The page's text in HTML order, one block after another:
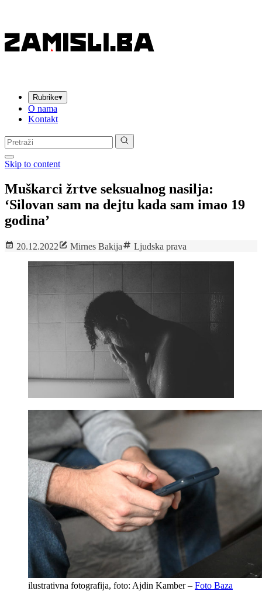
Rubrike▾
O nama
Kontakt
Pretraga:
Skip to content
Muškarci žrtve seksualnog nasilja:
‘Silovan sam na dejtu kada sam imao 19
godina’
20.12.2022 Mirnes Bakija Ljudska prava
ilustrativna fotografija, foto: Ajdin Kamber – Foto Baza